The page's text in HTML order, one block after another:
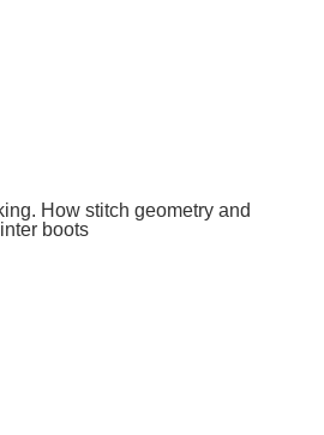
How stitch geometry and
boots